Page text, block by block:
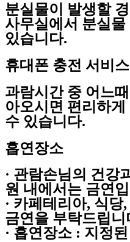
분실물이 발생할
사무실에서 분실
있습니다.
휴대폰 충전 서비스
과람시간 중 어느
아오시면 편리하
수 있습니다.
흡연장소
· 관람손님의 건강
원 내에서는 금연
· 카페테리아, 식
금연을 부탁드립니
· 흡연장소 : 지정